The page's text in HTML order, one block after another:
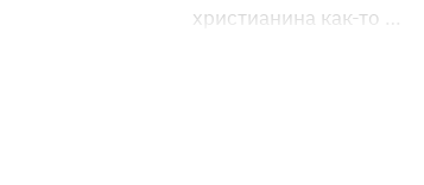
христианина как-то …